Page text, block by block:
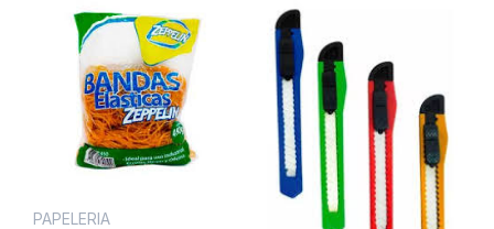
PAPELERIA